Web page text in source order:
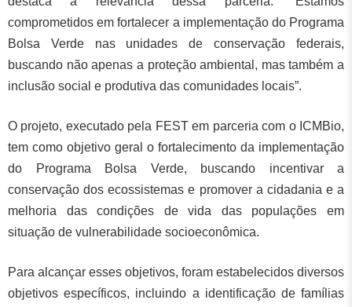
comprometidos em fortalecer a implementação do Programa
Bolsa Verde nas unidades de conservação federais,
buscando não apenas a proteção ambiental, mas também a
inclusão social e produtiva das comunidades locais”.
O projeto, executado pela FEST em parceria com o ICMBio,
tem como objetivo geral o fortalecimento da implementação
do Programa Bolsa Verde, buscando incentivar a
conservação dos ecossistemas e promover a cidadania e a
melhoria das condições de vida das populações em
situação de vulnerabilidade socioeconômica.
Para alcançar esses objetivos, foram estabelecidos diversos
objetivos específicos, incluindo a identificação de famílias